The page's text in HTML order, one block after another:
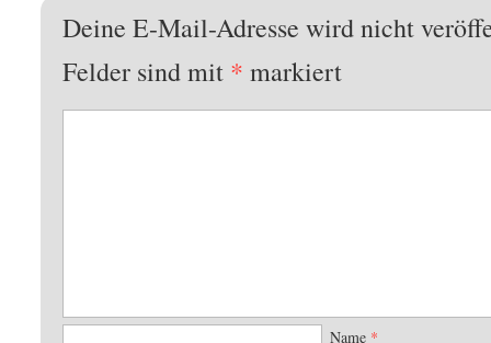
Deine E-Mail-Adresse wird nicht
Felder sind mit * markiert
Name *